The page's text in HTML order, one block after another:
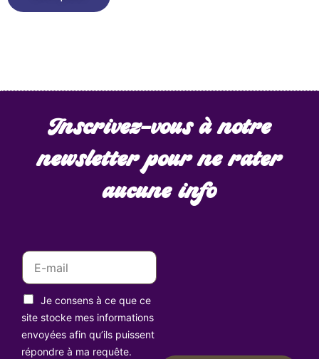
Inscrivez-vous à notre
newsletter pour ne rater
aucune info
E
a
i
l
R
G
P
D
*
Je consens à ce que ce
site stocke mes informations
envoyées afin qu’ils puissent
répondre à ma requête.